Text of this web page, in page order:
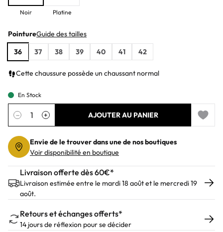
Noir Platine
PointureGuide des tailles
36
37 38 39 40 41 42
Cette chaussure possède un chaussant normal
En Stock
Quantité
− + AJOUTER AU PANIER
Add to
Envie de le trouver dans une de nos boutiques
Voir disponibilité en boutique
Livraison offerte dès 60€*
Livraison estimée entre le mardi 18 août et le mercredi 19
août.
Retours et échanges offerts*
14 jours de réflexion pour se décider